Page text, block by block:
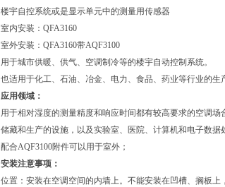
楼宇自控系统或是显示单元中的测量用传感器
室内安装：QFA3160
室外安装：QFA3160带AQF3100
用于城市供暖、供气、空调制冷等的楼宇自动控制系统。
也适用于化工、石油、冶金、电力、食品、药业等行业的生
应用领域：
用于相对湿度的测量精度和响应时间都有较高要求的空调
储藏和生产的设施，以及实验室、医院、计算机和电子数据
配合AQF3100附件可以用于室外；
安装注意事项：
位置：安装在空调空间的内墙上。不能安装在凹槽、搁板上